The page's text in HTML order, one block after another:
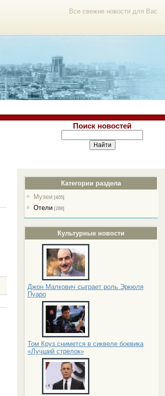
Все свежие новости для Вас
Поиск новостей
Категории раздела
Музеи [405]
Отели [288]
Культурные новости
Джон Малкович сыграет роль Эркюля
Пуаро
Том Круз снимется в сиквеле боевика
«Лучший стрелок»